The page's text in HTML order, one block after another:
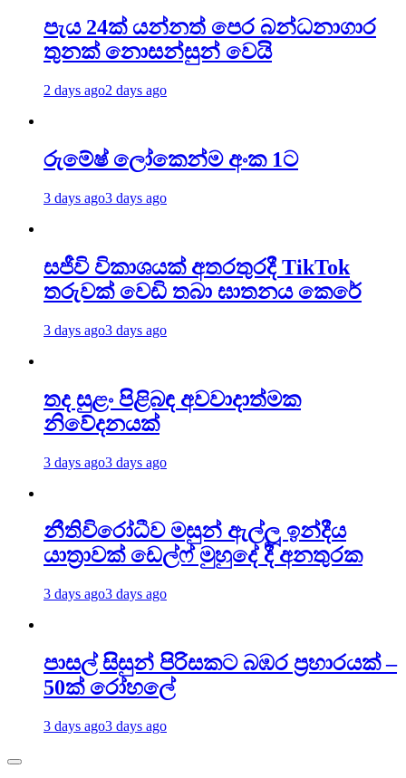
පැය 24ක් යන්නත් පෙර බන්ධනාගාර
තුනක් නොසන්සුන් වෙයි
2 days ago2 days ago
රුමේෂ් ලෝකෙන්ම අංක 1ට
3 days ago3 days ago
සජීවි විකාශයක් අතරතුරදී TikTok
තරුවක් වෙඩි තබා ඝාතනය කෙරේ
3 days ago3 days ago
තද සුළං පිළිබඳ අවවාදාත්මක
නිවේදනයක්
3 days ago3 days ago
නීතිවිරෝධීව මසුන් ඇල්ලූ ඉන්දීය
යාත්‍රාවක් ඩෙල්ෆ් මුහුදේ දී අනතුරක
3 days ago3 days ago
පාසල් සිසුන් පිරිසකට බඹර ප්‍රහාරයක් –
50ක් රෝහලේ
3 days ago3 days ago